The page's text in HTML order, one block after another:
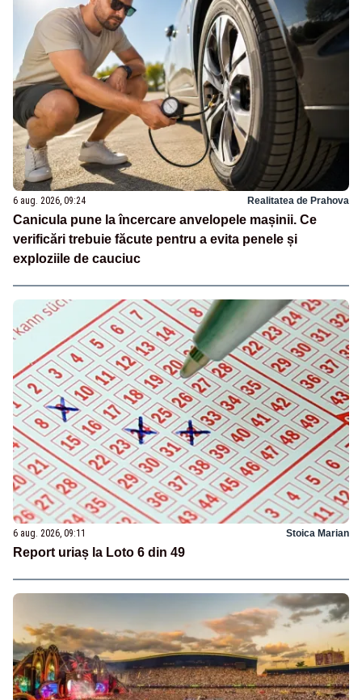
6 aug. 2026, 09:24 Realitatea de Prahova
Canicula pune la încercare anvelopele mașinii. Ce
verificări trebuie făcute pentru a evita penele și
exploziile de cauciuc
6 aug. 2026, 09:11 Stoica Marian
Report uriaș la Loto 6 din 49